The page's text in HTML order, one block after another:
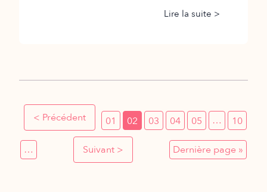
Lire la suite >
< Précédent 01 02 03 04 05 … 10
… Suivant > Dernière page »